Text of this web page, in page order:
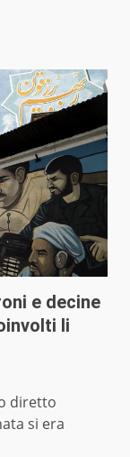
e decine
li
diretto
si era